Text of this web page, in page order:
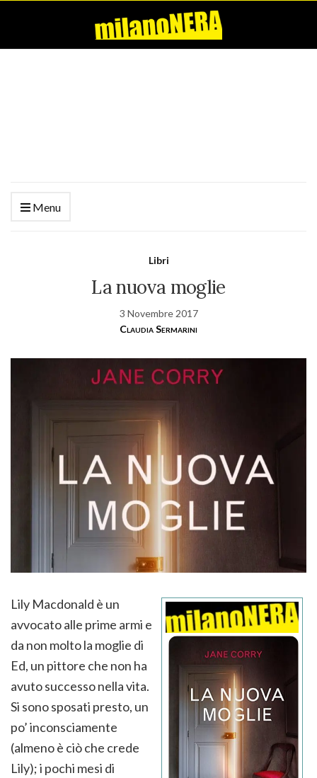
Menu
Libri
La nuova moglie
3 Novembre 2017
Claudia Sermarini
Lily Macdonald è un
avvocato alle prime armi e
da non molto la moglie di
Ed, un pittore che non ha
avuto successo nella vita.
Si sono sposati presto, un
po’ inconsciamente
(almeno è ciò che crede
Lily); i pochi mesi di